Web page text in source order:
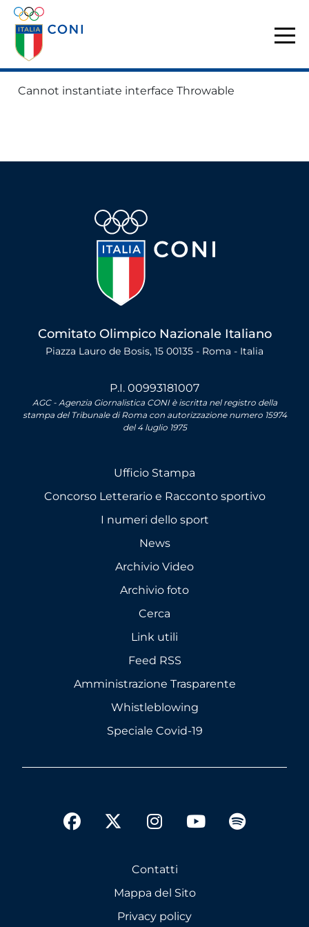
Cannot instantiate interface Throwable
Comitato Olimpico Nazionale Italiano
Piazza Lauro de Bosis, 15 00135 - Roma - Italia
P.I. 00993181007
AGC - Agenzia Giornalistica CONI è iscritta nel registro della
stampa del Tribunale di Roma con autorizzazione numero 15974
del 4 luglio 1975
Ufficio Stampa
Concorso Letterario e Racconto sportivo
I numeri dello sport
News
Archivio Video
Archivio foto
Cerca
Link utili
Feed RSS
Amministrazione Trasparente
Whistleblowing
Speciale Covid-19
facebookinstagram
youtubespotify
Contatti
Mappa del Sito
Privacy policy